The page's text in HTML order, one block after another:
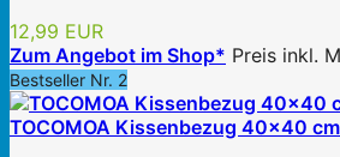
12,99 EUR
Zum Angebot im Shop* Preis inkl.
Bestseller Nr. 2
TOCOMOA Kissenbezug 40x40